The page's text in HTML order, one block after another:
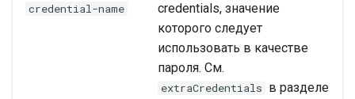
credential-name
credentials, значение
которого следует
использовать в качестве
пароля. См.
extraCredentials в разделе